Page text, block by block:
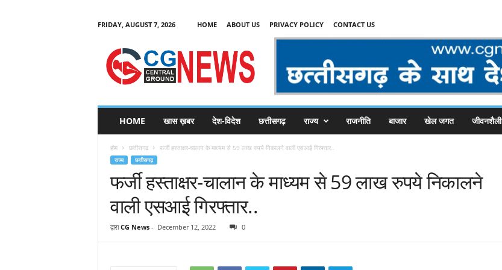
FRIDAY, AUGUST 7, 2026 HOME ABOUT US PRIVACY POLICY CONTACT US
C
HOME खास ख़बर देश-विदेश छत्तीसगढ़ राज्य राजनीति बाजार खेल जगत जीवनशैली
होम छत्तीसगढ़ फर्जी हस्ताक्षर-चालान के माध्यम से 59 लाख रुपये निकालने वाली एसआई गिरफ्तार..
राज्य छत्तीसगढ़
फर्जी हस्ताक्षर-चालान के माध्यम से 59 लाख रुपये निकालने
वाली एसआई गिरफ्तार..
द्वारा CG News- December 12, 2022 0